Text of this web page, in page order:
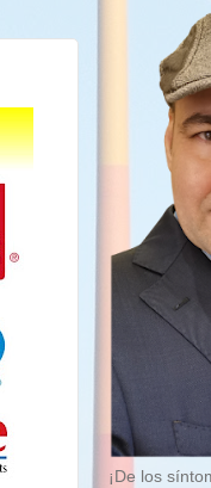
¡De los